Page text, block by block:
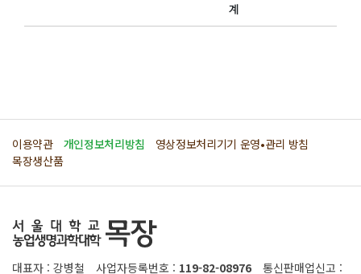
계
이용약관 개인정보처리방침
영상정보처리기기 운영•관리 방침
목장생산품
대표자 : 강병철 사업자등록번호 : 119-82-08976 통신판매업신고 :